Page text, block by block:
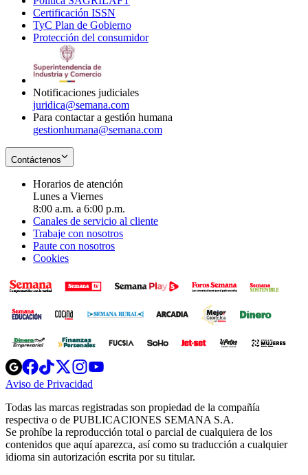
new
window
Certificación ISSN
in
new
TyC Plan de Gobierno
in
Protección del consumidorOpens
Notificaciones judiciales
juridica@semana.com
Para contactar a gestión humana
gestionhumana@semana.com
Contáctenos
Horarios de atención
Lunes a Viernes
8:00 a.m. a 6:00 p.m.
Canales de servicio al cliente
Trabaje con nosotros
Paute con nosotros
Cookies
Opens
in
new
Opens
in
new
Opens
in
new
window
Opens
new
windowwindow
Aviso de Privacidad
new
window
Todas las marcas registradas son propiedad de la compañía
respectiva o de PUBLICACIONES SEMANA S.A.
Se prohíbe la reproducción total o parcial de cualquiera de los
contenidos que aquí aparezca, así como su traducción a cualquier
idioma sin autorización escrita por su titular.